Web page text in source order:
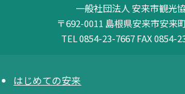
一般社団法人 安来市観光
〒692-0011 島根県安来市安来
TEL 0854-23-7667FAX 0854-
はじめての安来